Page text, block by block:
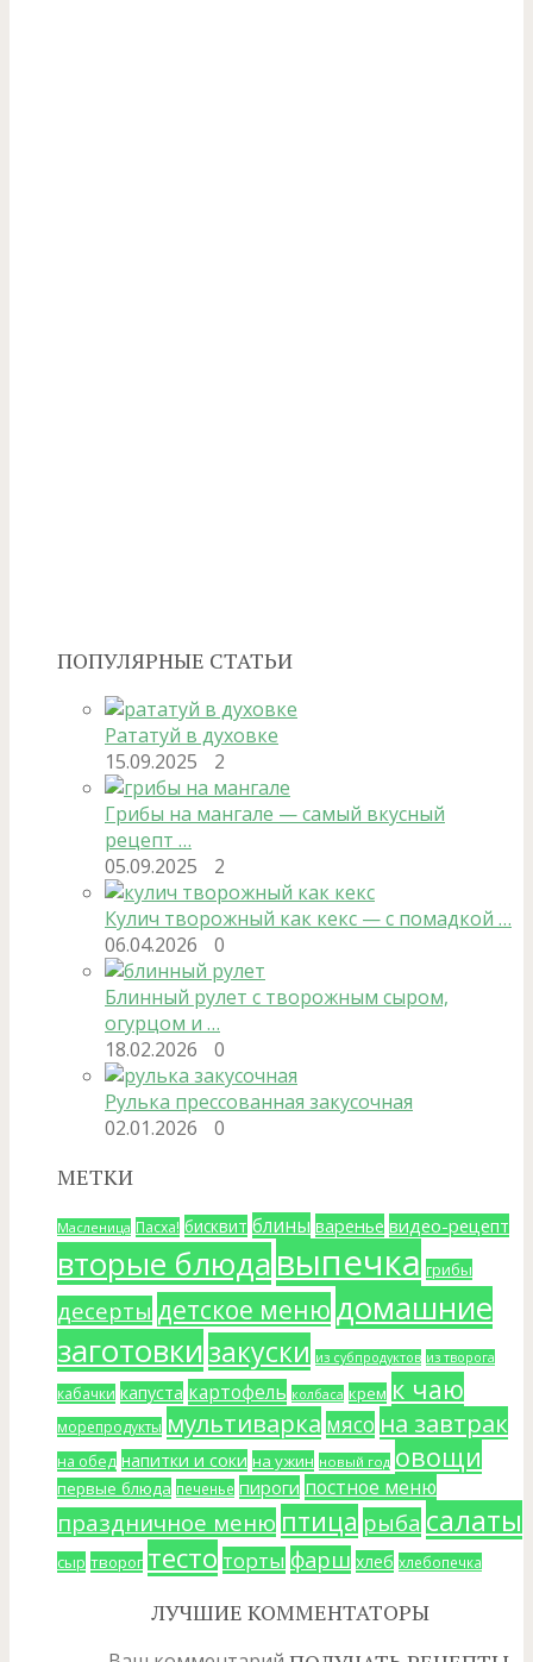
ПОПУЛЯРНЫЕ СТАТЬИ
Рататуй в духовке
15.09.2025
2
Грибы на мангале — самый вкусный
рецепт …
05.09.2025
2
Кулич творожный как кекс — с помадкой …
06.04.2026
0
Блинный рулет с творожным сыром,
огурцом и …
18.02.2026
0
Рулька прессованная закусочная
02.01.2026
0
МЕТКИ
Масленица Пасха! бисквит блины варенье видео-рецепт
вторые блюдавыпечка грибы
десерты детское меню домашние
заготовкизакуски из субпродуктов из творога
кабачки капуста картофель колбаса крем к чаю
морепродукты мультиварка мясо на завтрак
на обед напитки и соки на ужин новый год овощи
первые блюда печенье пироги постное меню
праздничное меню птица рыба салаты
сыр творог тесто торты фарш хлеб хлебопечка
ЛУЧШИЕ КОММЕНТАТОРЫ